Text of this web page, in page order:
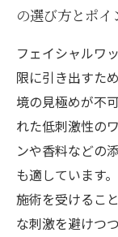
の選び方とポイ
フェイシャルワ
限に引き出すた
境の見極めが不
れた低刺激性の
ンや香料などの
も適しています
施術を受けるこ
な刺激を避けつ